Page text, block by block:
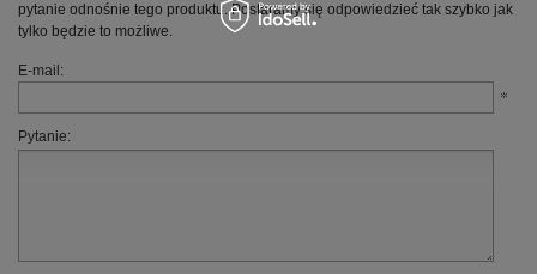
pytanie odnośnie tego produktu. Postaramy się odpowiedzieć tak szybko jak
tylko będzie to możliwe.
E-mail:
Pytanie: